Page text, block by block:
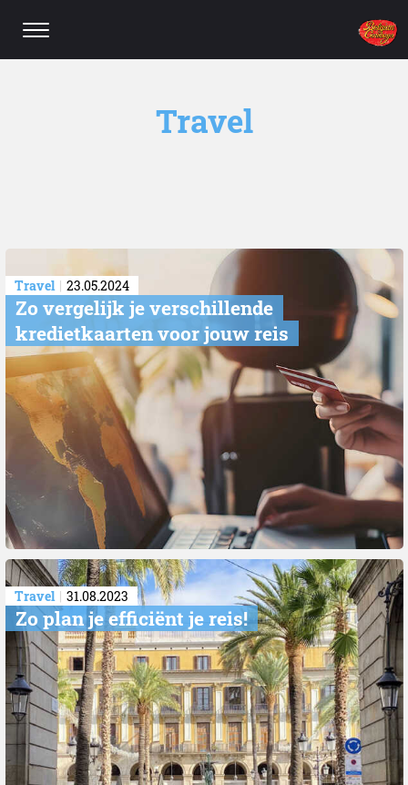
Travel 23.05.2024
​Zo vergelijk je verschillende
kredietkaarten voor jouw reis
Travel 31.08.2023
Zo plan je efficiënt je reis!